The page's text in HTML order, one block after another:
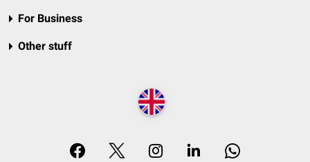
For Business
Other stuff